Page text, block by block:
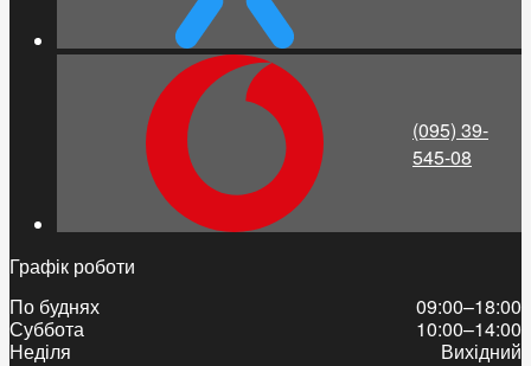
(095) 39-
545-08
Графік роботи
По буднях
09:00–18:00
Суббота
10:00–14:00
Неділя
Вихідний